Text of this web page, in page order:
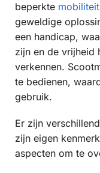
beperkte mobiliteit
geweldige
een handicap,
zijn en de vrijheid
verkennen.
te bedienen,
gebruik.
Er zijn
zijn eigen
aspecten om te